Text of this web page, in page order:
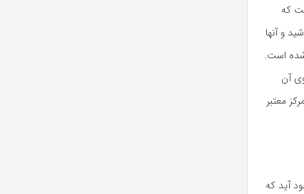
که
و آنها
شده است.
آن
معتبر
آید که